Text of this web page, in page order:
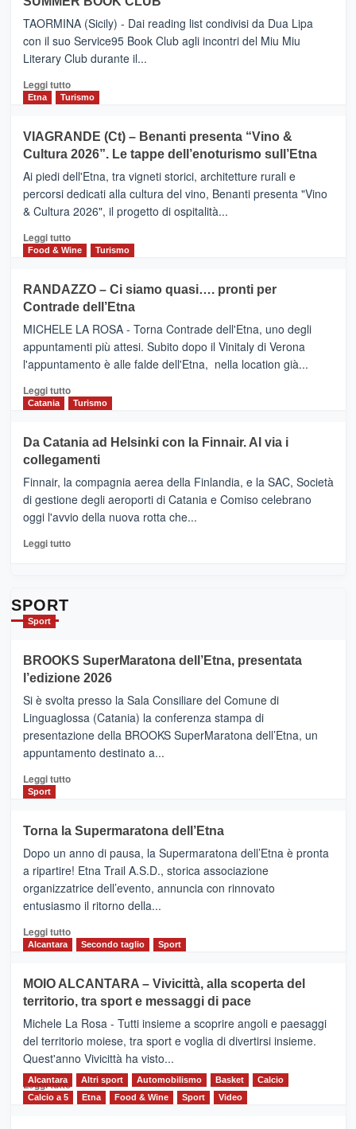
Meta
turistica
privilegiata
secondo
dati
di
Anche
la
Alcantara
nei
primi
nella
classifica
TAORMINA (Sicily) - Dai reading list condivisi da Dua Lipa
con il suo Service95 Book Club agli incontri del Miu Miu
Literary Club durante il...
Leggi tuttoLeggi
di
IL
SAN
DOMENICO
PALACE
TAORMINA,
UN
HOTEL
FOUR
IL
NUOVO
SUMMER
CLUB
Etna Turismo
VIAGRANDE (Ct) – Benanti presenta “Vino &
Cultura 2026”. Le tappe dell’enoturismo sull’Etna
Ai piedi dell'Etna, tra vigneti storici, architetture rurali e
percorsi dedicati alla cultura del vino, Benanti presenta "Vino
& Cultura 2026", il progetto di ospitalità...
Leggi tuttoLeggi
di
VIAGRANDE
(Ct)
–
Benanti
presenta
“Vino
&
Cultura
tappe
dell’enoturismo
Food & Wine Turismo
RANDAZZO – Ci siamo quasi…. pronti per
Contrade dell’Etna
MICHELE LA ROSA - Torna Contrade dell'Etna, uno degli
appuntamenti più attesi. Subito dopo il Vinitaly di Verona
l'appuntamento è alle falde dell'Etna, nella location già...
Leggi tuttoLeggi
di
RANDAZZO
–
Ci
siamo
quasi….
pronti
per
Catania Turismo
Da Catania ad Helsinki con la Finnair. Al via i
collegamenti
Finnair, la compagnia aerea della Finlandia, e la SAC, Società
di gestione degli aeroporti di Catania e Comiso celebrano
oggi l'avvio della nuova rotta che...
Leggi tuttoLeggi
con
la
Al
via
i
collegamenti
SPORT
Sport
BROOKS SuperMaratona dell’Etna, presentata
l’edizione 2026
Si è svolta presso la Sala Consiliare del Comune di
Linguaglossa (Catania) la conferenza stampa di
presentazione della BROOKS SuperMaratona dell’Etna, un
appuntamento destinato a...
Leggi tuttoLeggi
BROOKS
SuperMaratona
dell’Etna,
presentata
l’edizione
2026
Sport
Torna la Supermaratona dell’Etna
Dopo un anno di pausa, la Supermaratona dell’Etna è pronta
a ripartire! Etna Trail A.S.D., storica associazione
organizzatrice dell’evento, annuncia con rinnovato
entusiasmo il ritorno della...
Leggi tuttoLeggi
Torna
la
Supermaratona
dell’Etna
Alcantara Secondo taglio Sport
MOIO ALCANTARA – Vivicittà, alla scoperta del
territorio, tra sport e messaggi di pace
Michele La Rosa - Tutti insieme a scoprire angoli e paesaggi
del territorio moiese, tra sport e voglia di divertirsi insieme.
Quest'anno Vivicittà ha visto...
Leggi tutto Leggi
Alcantara Altri sport Automobilismo Basket
Calcio
Calcio a 5
Etna Food & Wine Sport Video